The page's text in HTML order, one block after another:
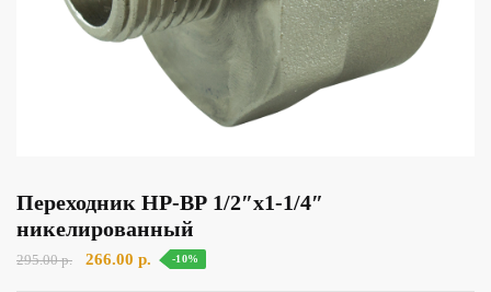
Переходник НР-ВР 1/2″х1-1/4″
никелированный
295.00р.
Первоначальная
266.00 р. Текущая
-10%